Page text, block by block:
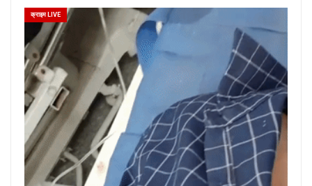
क्राइम LIVE